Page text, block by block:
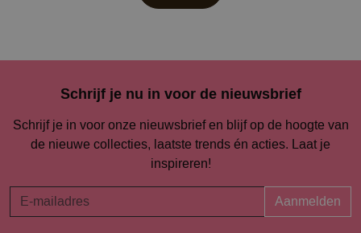
Schrijf je nu in voor de nieuwsbrief
Schrijf je in voor onze nieuwsbrief en blijf op de hoogte van
de nieuwe collecties, laatste trends én acties. Laat je
inspireren!
Aanmelden